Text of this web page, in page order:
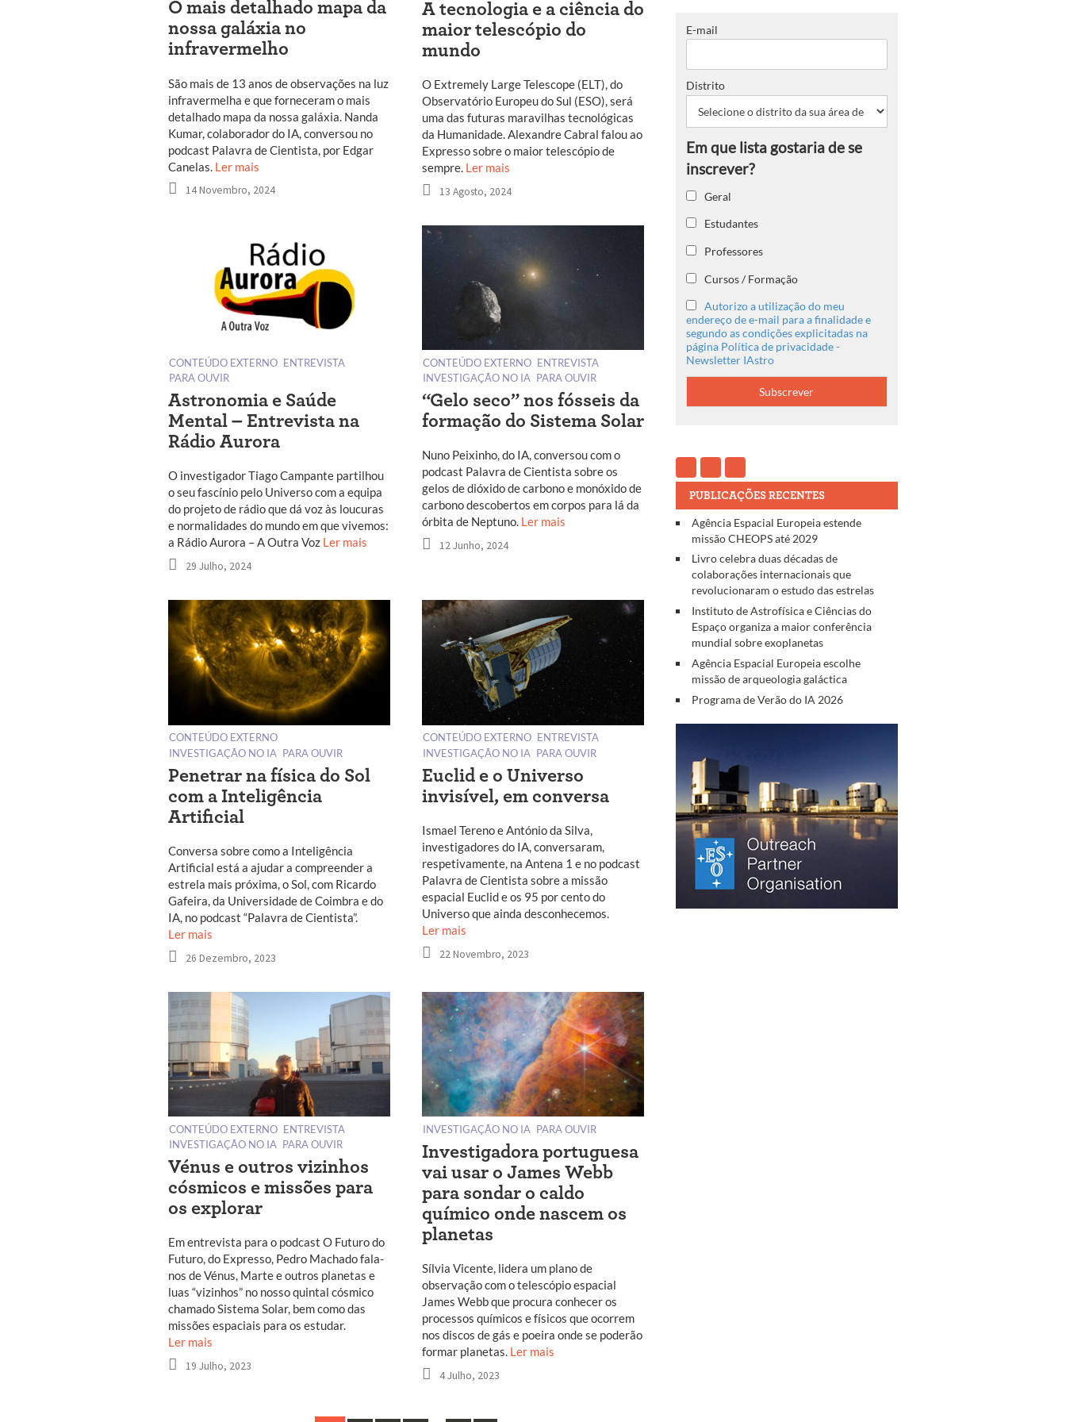
O mais detalhado mapa da
nossa galáxia no
infravermelho
São mais de 13 anos de observações na luz
infravermelha e que forneceram o mais
detalhado mapa da nossa galáxia. Nanda
Kumar, colaborador do IA, conversou no
podcast Palavra de Cientista, por Edgar
Canelas. Ler mais
14 Novembro, 2024
A tecnologia e a ciência do
maior telescópio do
mundo
O Extremely Large Telescope (ELT), do
Observatório Europeu do Sul (ESO), será
uma das futuras maravilhas tecnológicas
da Humanidade. Alexandre Cabral falou ao
Expresso sobre o maior telescópio de
sempre. Ler mais
13 Agosto, 2024
CONTEÚDO EXTERNO ENTREVISTA
PARA OUVIR
Astronomia e Saúde
Mental – Entrevista na
Rádio Aurora
O investigador Tiago Campante partilhou
o seu fascínio pelo Universo com a equipa
do projeto de rádio que dá voz às loucuras
e normalidades do mundo em que vivemos:
a Rádio Aurora – A Outra Voz Ler mais
29 Julho, 2024
CONTEÚDO EXTERNO ENTREVISTA
INVESTIGAÇÃO NO IA PARA OUVIR
“Gelo seco” nos fósseis da
formação do Sistema Solar
Nuno Peixinho, do IA, conversou com o
podcast Palavra de Cientista sobre os
gelos de dióxido de carbono e monóxido de
carbono descobertos em corpos para lá da
órbita de Neptuno. Ler mais
12 Junho, 2024
CONTEÚDO EXTERNO
INVESTIGAÇÃO NO IA PARA OUVIR
Penetrar na física do Sol
com a Inteligência
Artificial
Conversa sobre como a Inteligência
Artificial está a ajudar a compreender a
estrela mais próxima, o Sol, com Ricardo
Gafeira, da Universidade de Coimbra e do
IA, no podcast “Palavra de Cientista”.
Ler mais
26 Dezembro, 2023
CONTEÚDO EXTERNO ENTREVISTA
INVESTIGAÇÃO NO IA PARA OUVIR
Euclid e o Universo
invisível, em conversa
Ismael Tereno e António da Silva,
investigadores do IA, conversaram,
respetivamente, na Antena 1 e no podcast
Palavra de Cientista sobre a missão
espacial Euclid e os 95 por cento do
Universo que ainda desconhecemos.
Ler mais
22 Novembro, 2023
CONTEÚDO EXTERNO ENTREVISTA
INVESTIGAÇÃO NO IA PARA OUVIR
Vénus e outros vizinhos
cósmicos e missões para
os explorar
Em entrevista para o podcast O Futuro do
Futuro, do Expresso, Pedro Machado fala-
nos de Vénus, Marte e outros planetas e
luas “vizinhos” no nosso quintal cósmico
chamado Sistema Solar, bem como das
missões espaciais para os estudar.
Ler mais
19 Julho, 2023
INVESTIGAÇÃO NO IA PARA OUVIR
Investigadora portuguesa
vai usar o James Webb
para sondar o caldo
químico onde nascem os
planetas
Sílvia Vicente, lidera um plano de
observação com o telescópio espacial
James Webb que procura conhecer os
processos químicos e físicos que ocorrem
nos discos de gás e poeira onde se poderão
formar planetas. Ler mais
4 Julho, 2023
E-mail
Distrito
Geral
Estudantes
Professores
Cursos / Formação
Autorizo a utilização do meu
endereço de e-mail para a finalidade e
segundo as condições explicitadas na
página Política de privacidade -
Newsletter IAstro
PUBLICAÇÕES RECENTES
Agência Espacial Europeia estende
missão CHEOPS até 2029
Livro celebra duas décadas de
colaborações internacionais que
revolucionaram o estudo das estrelas
Instituto de Astrofísica e Ciências do
Espaço organiza a maior conferência
mundial sobre exoplanetas
Agência Espacial Europeia escolhe
missão de arqueologia galáctica
Programa de Verão do IA 2026